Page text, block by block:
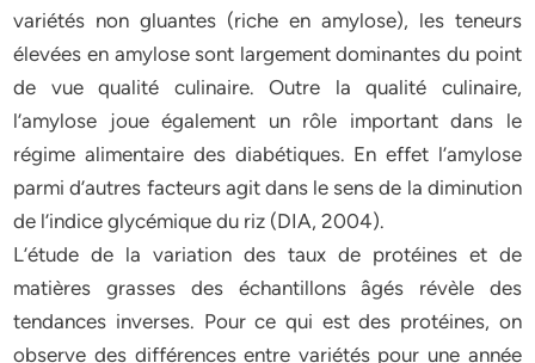
variétés non gluantes (riche en amylose), les teneurs
élevées en amylose sont largement dominantes du point
de vue qualité culinaire. Outre la qualité culinaire,
l’amylose joue également un rôle important dans le
régime alimentaire des diabétiques. En effet l’amylose
parmi d’autres facteurs agit dans le sens de la diminution
de l’indice glycémique du riz (DIA, 2004).
L’étude de la variation des taux de protéines et de
matières grasses des échantillons âgés révèle des
tendances inverses. Pour ce qui est des protéines, on
observe des différences entre variétés pour une année